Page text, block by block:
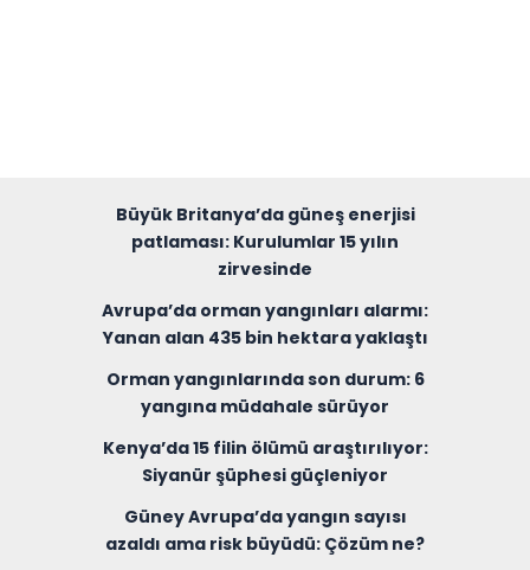
Büyük Britanya’da güneş enerjisi
patlaması: Kurulumlar 15 yılın
zirvesinde
Avrupa’da orman yangınları alarmı:
Yanan alan 435 bin hektara yaklaştı
Orman yangınlarında son durum: 6
yangına müdahale sürüyor
Kenya’da 15 filin ölümü araştırılıyor:
Siyanür şüphesi güçleniyor
Güney Avrupa’da yangın sayısı
azaldı ama risk büyüdü: Çözüm ne?